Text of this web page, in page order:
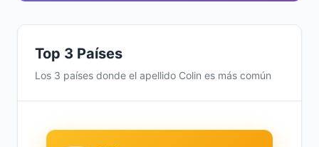
Top 3 Países
Los 3 países donde el apellido Colin es más común